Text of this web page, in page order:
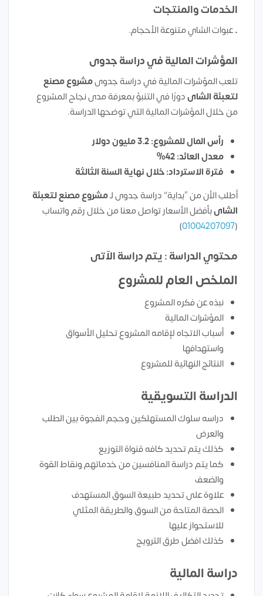
الخدمات والمنتجات
• عبوات الشاي متنوعة الأحجام.
المؤشرات المالية في دراسة جدوى
تلعب المؤشرات المالية في دراسة جدوىمشروع مصنع
لتعبئة الشاىدورًا في التنبؤ بمعرفة مدى نجاح المشروع
من خلال المؤشرات المالية التي توضحها الدراسة.
رأس المال للمشروع: 3.2 مليون دولار
معدل العائد: 42%
فترة الاسترداد: خلال نهاية السنة الثالثة
أطلب الأن من “بداية” دراسة جدوى لـمشروع مصنع لتعبئة
الشاىبأفضل الأسعار تواصل معنا من خلال رقم واتساب
(
01004207097
)
محتوي الدراسة : يتم دراسة الآتى
الملخص العام للمشروع
نبذه عن فكره المشروع
المؤشرات المالية
أسباب الاتجاه لإقامه المشروع تحليل الأسواق
واستهدافها
النتائج النهائية للمشروع
الدراسة التسويقية
دراسه سلوك المستهلكين وحجم الفجوة بين الطلب
والعرض
كذلك يتم تحديد كافه قنواة التوزيع
كما يتم دراسة المنافسين من خدماتهم ونقاط القوة
والضعف
علاوة على تحديد طبيعة السوق المستهدف
الحصة المتاحة من السوق والطريقة المثلي
للاستحواز عليها
كذلك افضل طرق الترويج
دراسة المالية